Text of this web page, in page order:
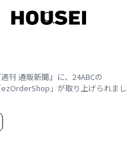
週刊 通販新聞』に、24ABCの
ezOrderShop」が取り上げられま